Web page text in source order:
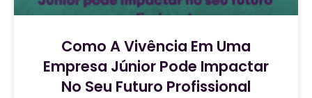
Como A Vivência Em Uma
Empresa Júnior Pode Impactar
No Seu Futuro Profissional